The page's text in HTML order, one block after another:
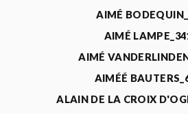
AIMÉ
AIMÉ
AIMÉ
AIMÉÉ
ALAIN DE LA CROIX